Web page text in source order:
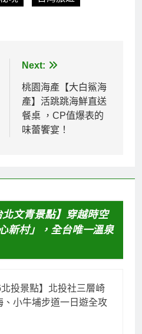
境 台灣旅遊
桃園海產【大白鯊海
產】活跳跳海鮮直送
餐桌 ，CP值爆表的
北文青景點】穿越時空
新村」，全台唯一溫泉
投景點】北投社三層崎
小牛埔步道一日遊全攻